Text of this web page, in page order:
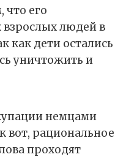
что его
людей в
как дети остались
уничтожить и
немцами
вот, рациональное
проходят